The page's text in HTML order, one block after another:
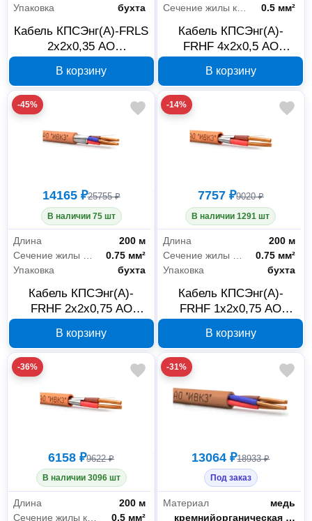
Упаковка
бухта
Кабель КПСЭнг(А)-FRLS
2x2х0,35 АО
Завод 00-00026253, 200
м
В корзину
Сечение жилы кабеля
0.5 мм²
Кабель КПСЭнг(А)-
FRHF 4x2х0,5 АО
Завод 00-00026204, 200
м
В корзину
-45%
14165 ₽25755 ₽
В наличии 75 шт
Длина
200 м
0.75 мм²
Упаковка
бухта
Кабель КПСЭнг(А)-
FRHF 2x2х0,75 АО
Завод 00-00026191, 200
м
В корзину
-14%
7757 ₽9020 ₽
В наличии 1291 шт
Длина
200 м
0.75 мм²
Упаковка
бухта
Кабель КПСЭнг(А)-
FRHF 1x2х0,75 АО
Завод 00-00026181, 200
м
В корзину
-36%
6158 ₽9622 ₽
В наличии 3096 шт
Длина
200 м
0.5 мм²
-31%
13064 ₽18933 ₽
Под заказ
Материал
медь
Изоляция
кремнийорганическая резина